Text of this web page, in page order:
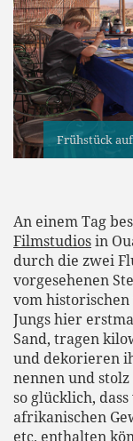
Frühstück
An einem Tag
Filmstudiosin
durch die zwei
vorgesehenen
vom
Jungs hier
Sand, tragen
und dekorieren
nennen und
so glücklich,
afrikanischen
etc. enthalten